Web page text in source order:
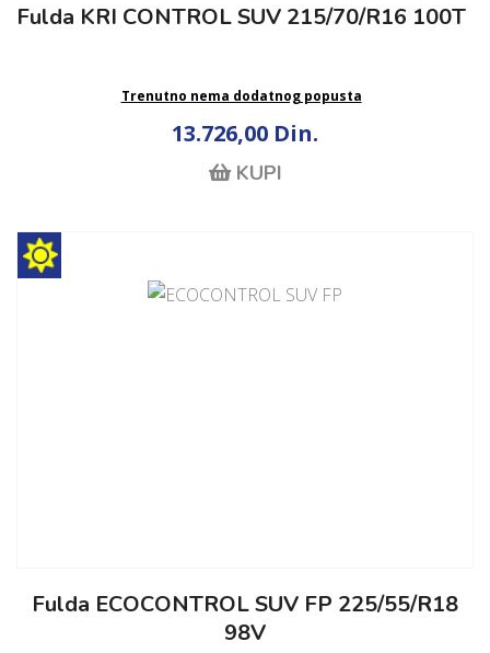
Fulda KRI CONTROL SUV 215/70/R16 100T
Trenutno nema dodatnog popusta
13.726,00 Din.
KUPI
Fulda ECOCONTROL SUV FP 225/55/R18
98V